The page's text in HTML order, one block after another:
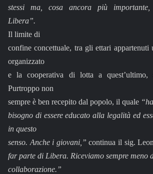
stessi ma, cosa ancora più
Libera”.
Il limite di
confine concettuale, tra gli ettari appartenuti
organizzato
e la cooperativa di lotta a quest’ultimo,
Purtroppo non
sempre è ben recepito dal popolo, il quale “ha
bisogno di essere educato alla legalità ed
in questo
senso. Anche i giovani,” continua il sig.
far parte di Libera. Riceviamo sempre meno
collaborazione.”